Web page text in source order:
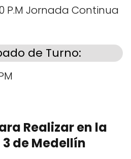
P.M Jornada Continua
de Turno:
Realizar en la
de Medellín